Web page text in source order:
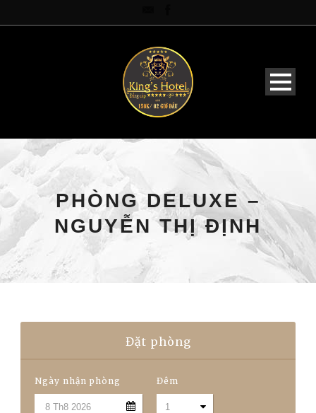
PHÒNG DELUXE –
NGUYỄN THỊ ĐỊNH
Đặt phòng
Ngày nhận phòng Đêm